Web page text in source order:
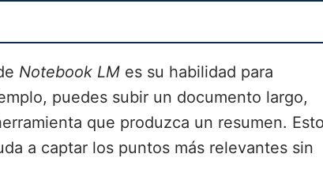
Notebook LM es su habilidad para
puedes subir un documento largo,
que produzca un resumen.
a captar los puntos más relevantes sin